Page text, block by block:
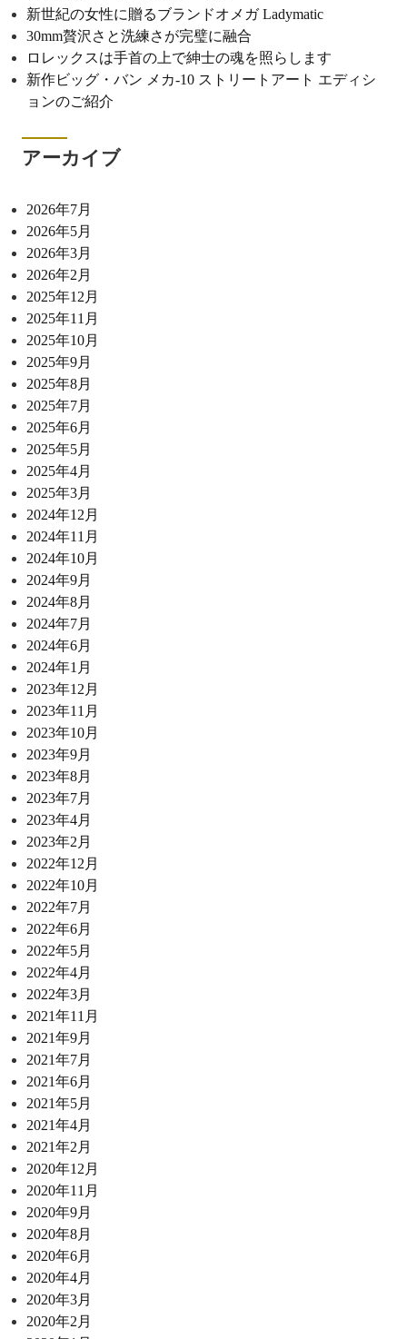
新世紀の女性に贈るブランドオメガ Ladymatic
30mm贅沢さと洗練さが完璧に融合
ロレックスは手首の上で紳士の魂を照らします
新作ビッグ・バン メカ-10 ストリートアート エディシ
ョンのご紹介
アーカイブ
2026年7月
2026年5月
2026年3月
2026年2月
2025年12月
2025年11月
2025年10月
2025年9月
2025年8月
2025年7月
2025年6月
2025年5月
2025年4月
2025年3月
2024年12月
2024年11月
2024年10月
2024年9月
2024年8月
2024年7月
2024年6月
2024年1月
2023年12月
2023年11月
2023年10月
2023年9月
2023年8月
2023年7月
2023年4月
2023年2月
2022年12月
2022年10月
2022年7月
2022年6月
2022年5月
2022年4月
2022年3月
2021年11月
2021年9月
2021年7月
2021年6月
2021年5月
2021年4月
2021年2月
2020年12月
2020年11月
2020年9月
2020年8月
2020年6月
2020年4月
2020年3月
2020年2月